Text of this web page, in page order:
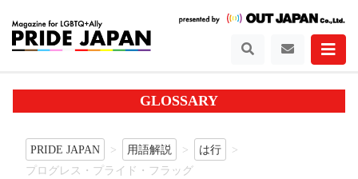
GLOSSARY
PRIDE JAPAN 用語解説
は行
プログレス・プライド・フラッグ